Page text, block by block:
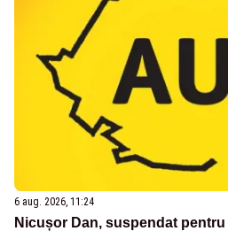
6 aug. 2026, 11:24
Nicușor Dan, suspendat